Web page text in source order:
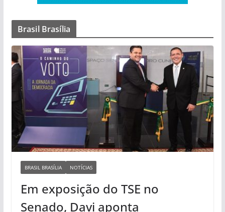
Brasil Brasília
BRASIL BRASÍLIA NOTÍCIAS
Em exposição do TSE no
Senado, Davi aponta